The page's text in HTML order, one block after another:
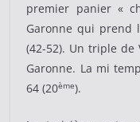
premier panier «
Garonne qui prend
(42-52). Un triple
Garonne. La mi
64 (20ème).